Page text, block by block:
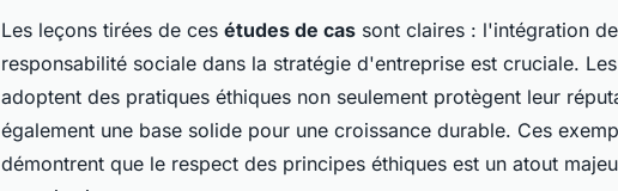
Les leçons tirées de ces études de cas sont claires : l'intégration
responsabilité sociale dans la stratégie d'entreprise est cruciale.
adoptent des pratiques éthiques non seulement protègent leur
également une base solide pour une croissance durable. Ces
démontrent que le respect des principes éthiques est un atout